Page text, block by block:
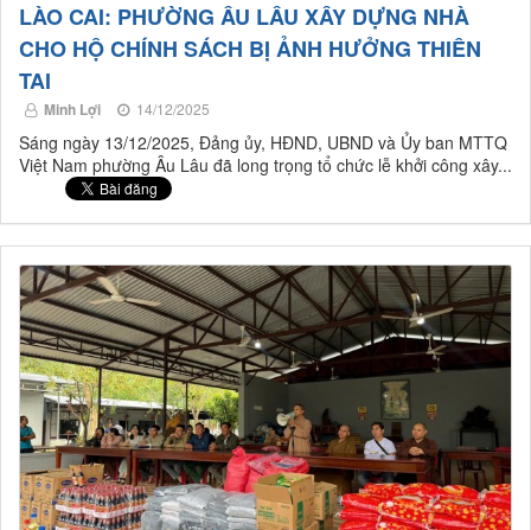
LÀO CAI: PHƯỜNG ÂU LÂU XÂY DỰNG NHÀ
CHO HỘ CHÍNH SÁCH BỊ ẢNH HƯỞNG THIÊN
TAI
Minh Lợi 14/12/2025
Sáng ngày 13/12/2025, Đảng ủy, HĐND, UBND và Ủy ban MTTQ
Việt Nam phường Âu Lâu đã long trọng tổ chức lễ khởi công xây...